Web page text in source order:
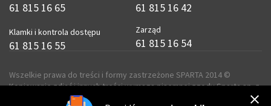
61 815 16 65
Klamki i kontrola dostępu
61 815 16 55
61 815 16 42
Zarząd
61 815 16 54
Wszelkie prawa do treści i formy zastrzeżone SPARTA 2014 ©
Kopiowanie zdjęć i innych treści wymaga pisemnej zgody Sparta sp. z